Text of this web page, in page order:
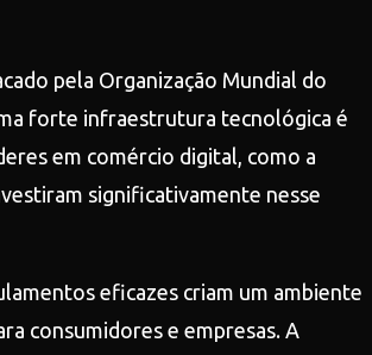
pela Organização Mundial do
forte infraestrutura tecnológica é
em comércio digital, como a
significativamente nesse
eficazes criam um ambiente
consumidores e empresas. A